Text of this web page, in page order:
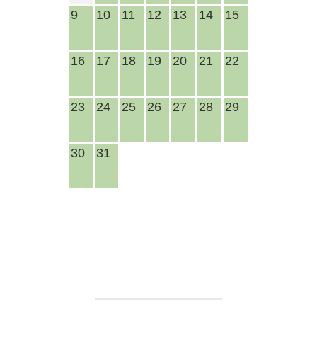
9 10 11 12 13 14 15
16 17 18 19 20 21 22
23 24 25 26 27 28 29
30 31